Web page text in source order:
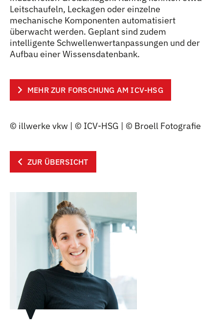
Leitschaufeln, Leckagen oder einzelne
mechanische Komponenten automatisiert
überwacht werden. Geplant sind zudem
intelligente Schwellenwertanpassungen und der
Aufbau einer Wissensdatenbank.
MEHR ZUR FORSCHUNG AM ICV-HSG
© illwerke vkw | © ICV-HSG | © Broell Fotografie
ZUR ÜBERSICHT